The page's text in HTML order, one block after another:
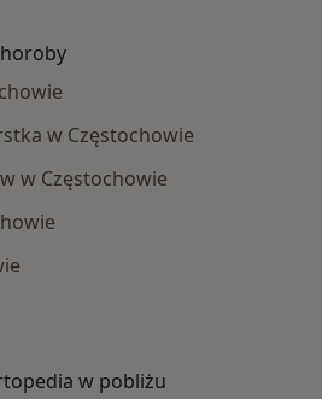
w Częstochowie
w Częstochowie
w pobliżu